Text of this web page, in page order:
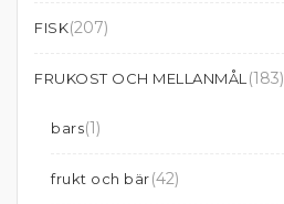
FISK(207)
FRUKOST OCH MELLANMÅL (183)
bars(1)
frukt och bär(42)